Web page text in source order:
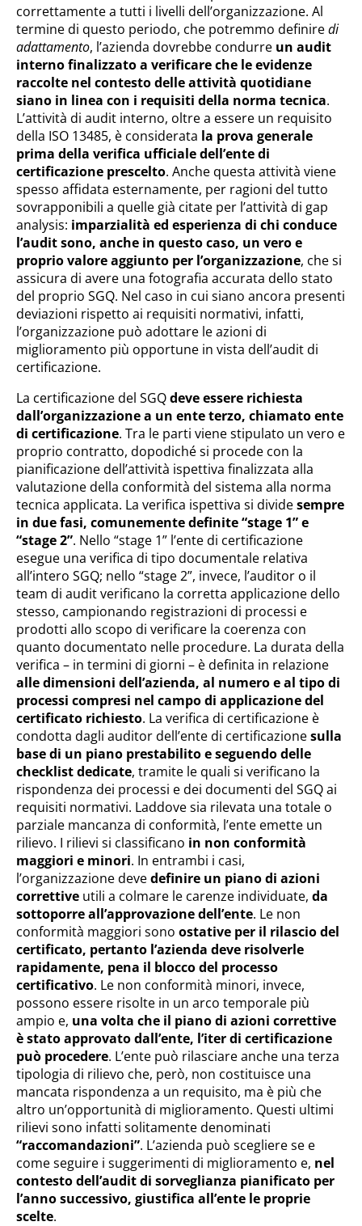
correttamente a tutti i livelli dell’organizzazione. Al
termine di questo periodo, che potremmo definiredi
adattamento, l’azienda dovrebbe condurre un audit
interno finalizzato a verificare che le evidenze
raccolte nel contesto delle attività quotidiane
siano in linea con i requisiti della norma tecnica.
L’attività di audit interno, oltre a essere un requisito
della ISO 13485, è considerata la prova generale
prima della verifica ufficiale dell’ente di
certificazione prescelto. Anche questa attività viene
spesso affidata esternamente, per ragioni del tutto
sovrapponibili a quelle già citate per l’attività di gap
analysis: imparzialità ed esperienza di chi conduce
l’audit sono, anche in questo caso, un vero e
proprio valore aggiunto per l’organizzazione, che si
assicura di avere una fotografia accurata dello stato
del proprio SGQ. Nel caso in cui siano ancora presenti
deviazioni rispetto ai requisiti normativi, infatti,
l’organizzazione può adottare le azioni di
miglioramento più opportune in vista dell’audit di
certificazione.
La certificazione del SGQdeve essere richiesta
dall’organizzazione a un ente terzo, chiamato ente
di certificazione. Tra le parti viene stipulato un vero e
proprio contratto, dopodiché si procede con la
pianificazione dell’attività ispettiva finalizzata alla
valutazione della conformità del sistema alla norma
tecnica applicata. La verifica ispettiva si dividesempre
in due fasi, comunemente definite “stage 1” e
“stage 2”. Nello “stage 1” l’ente di certificazione
esegue una verifica di tipo documentale relativa
all’intero SGQ; nello “stage 2”, invece, l’auditor o il
team di audit verificano la corretta applicazione dello
stesso, campionando registrazioni di processi e
prodotti allo scopo di verificare la coerenza con
quanto documentato nelle procedure. La durata della
verifica – in termini di giorni – è definita in relazione
alle dimensioni dell’azienda, al numero e al tipo di
processi compresi nel campo di applicazione del
certificato richiesto. La verifica di certificazione è
condotta dagli auditor dell’ente di certificazionesulla
base di un piano prestabilito e seguendo delle
checklist dedicate, tramite le quali si verificano la
rispondenza dei processi e dei documenti del SGQ ai
requisiti normativi. Laddove sia rilevata una totale o
parziale mancanza di conformità, l’ente emette un
rilievo. I rilievi si classificano in non conformità
maggiori e minori. In entrambi i casi,
l’organizzazione devedefinire un piano di azioni
correttive utili a colmare le carenze individuate, da
sottoporre all’approvazione dell’ente. Le non
conformità maggiori sono ostative per il rilascio del
certificato, pertanto l’azienda deve risolverle
rapidamente, pena il blocco del processo
certificativo. Le non conformità minori, invece,
possono essere risolte in un arco temporale più
ampio e, una volta che il piano di azioni correttive
è stato approvato dall’ente, l’iter di certificazione
può procedere. L’ente può rilasciare anche una terza
tipologia di rilievo che, però, non costituisce una
mancata rispondenza a un requisito, ma è più che
altro un’opportunità di miglioramento. Questi ultimi
rilievi sono infatti solitamente denominati
“raccomandazioni”. L’azienda può scegliere se e
come seguire i suggerimenti di miglioramento e, nel
contesto dell’audit di sorveglianza pianificato per
l’anno successivo, giustifica all’ente le proprie
scelte.